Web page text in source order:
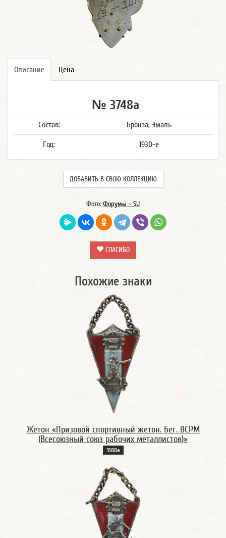
Описание Цена
№ 3748а
Состав: Бронза, Эмаль
Год: 1930-е
ДОБАВИТЬ В СВОЮ КОЛЛЕКЦИЮ
Фото: Форумы - SU
СПАСИБО
Похожие знаки
Жетон «Призовой спортивный жетон. Бег. ВСРМ
(Всесоюзный союз рабочих металлистов)»
3188а